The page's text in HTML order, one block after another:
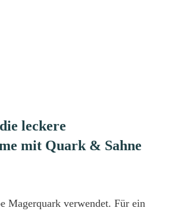
leckere
mit Quark & Sahne
Magerquark verwendet. Für ein